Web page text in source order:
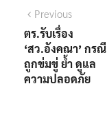
แนะแนว
เรื่อง
PreviousPrevious
post:
ตร.รับเรื่อง
‘สว.อังคณา’ กรณี
ถูกข่มขู่ ย้ำ ดูแล
ความปลอดภัย